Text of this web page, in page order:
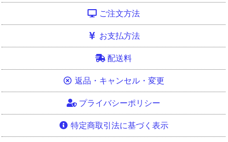
ご注文方法
お支払方法
配送料
返品・キャンセル・変更
プライバシーポリシー
特定商取引法に基づく表示